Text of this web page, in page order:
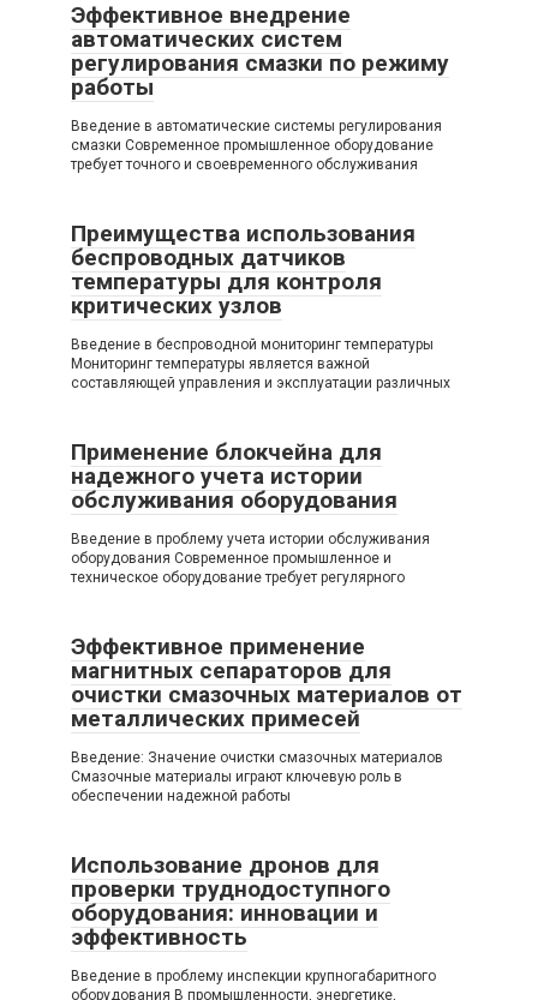
Эффективное внедрение
автоматических систем
регулирования смазки по режиму
работы
Введение в автоматические системы регулирования
смазки Современное промышленное оборудование
требует точного и своевременного обслуживания
Преимущества использования
беспроводных датчиков
температуры для контроля
критических узлов
Введение в беспроводной мониторинг температуры
Мониторинг температуры является важной
составляющей управления и эксплуатации различных
Применение блокчейна для
надежного учета истории
обслуживания оборудования
Введение в проблему учета истории обслуживания
оборудования Современное промышленное и
техническое оборудование требует регулярного
Эффективное применение
магнитных сепараторов для
очистки смазочных материалов от
металлических примесей
Введение: Значение очистки смазочных материалов
Смазочные материалы играют ключевую роль в
обеспечении надежной работы
Использование дронов для
проверки труднодоступного
оборудования: инновации и
эффективность
Введение в проблему инспекции крупногабаритного
оборудования В промышленности, энергетике,